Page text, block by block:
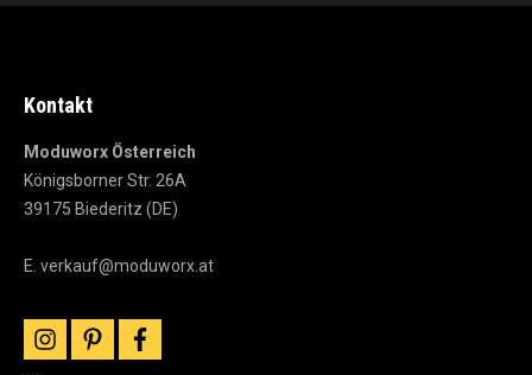
Kontakt
Moduworx Österreich
Königsborner Str. 26A
39175 Biederitz (DE)
E. verkauf@moduworx.at
instagram
pinterestfacebook